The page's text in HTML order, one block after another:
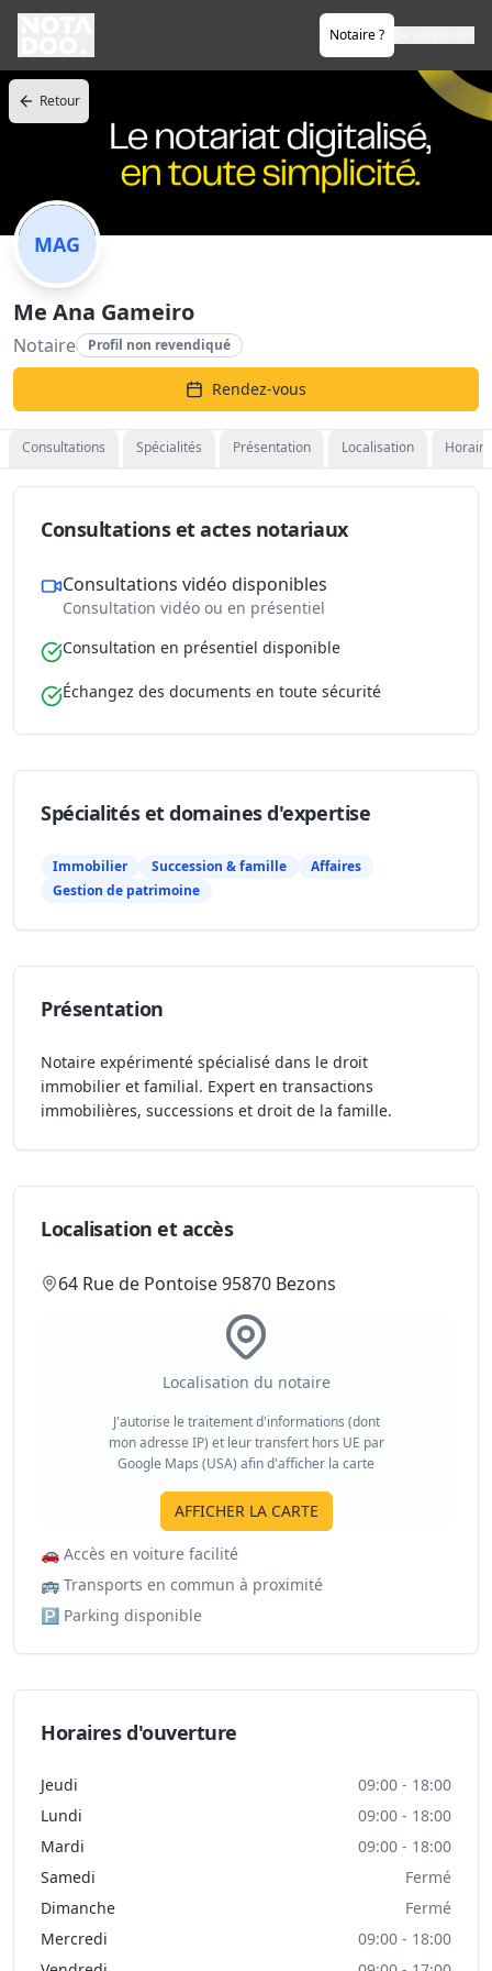
Notaire ?
Retour
MAG
Me Ana Gameiro
Notaire Profil non revendiqué
Rendez-vous
Consultations Spécialités Présentation Localisation
Consultations et actes notariaux
Consultations vidéo disponibles
Consultation vidéo ou en présentiel
Consultation en présentiel disponible
Échangez des documents en toute sécurité
Spécialités et domaines d'expertise
Immobilier Succession & famille
Affaires
Gestion de patrimoine
Présentation
Notaire expérimenté spécialisé dans le droit
immobilier et familial. Expert en transactions
immobilières, successions et droit de la famille.
Localisation et accès
64 Rue de Pontoise 95870 Bezons
Localisation du notaire
J'autorise le traitement d'informations (dont
mon adresse IP) et leur transfert hors UE par
Google Maps (USA) afin d'afficher la carte
AFFICHER LA CARTE
🚗 Accès en voiture facilité
🚌 Transports en commun à proximité
🅿️ Parking disponible
Horaires d'ouverture
Jeudi
09:00 - 18:00
Lundi
09:00 - 18:00
Mardi
09:00 - 18:00
Samedi
Fermé
Dimanche
Fermé
Mercredi
09:00 - 18:00